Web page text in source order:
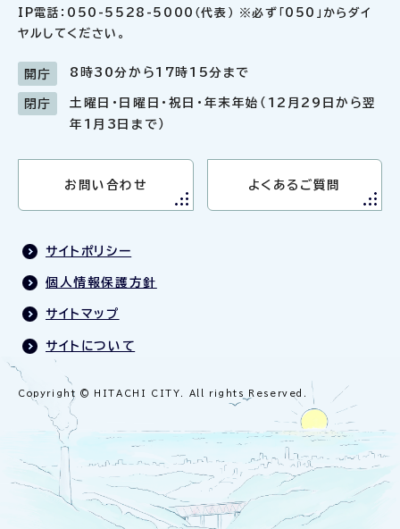
IP電話：050-5528-5000（代表） ※必ず「050」からダイ
ヤルしてください。
開庁 8時30分から17時15分まで
閉庁
土曜日・日曜日・祝日・年末年始（12月29日から翌
年1月3日まで）
お問い合わせ よくあるご質問
サイトポリシー
個人情報保護方針
サイトマップ
サイトについて
Copyright © HITACHI CITY. All rights Reserved.